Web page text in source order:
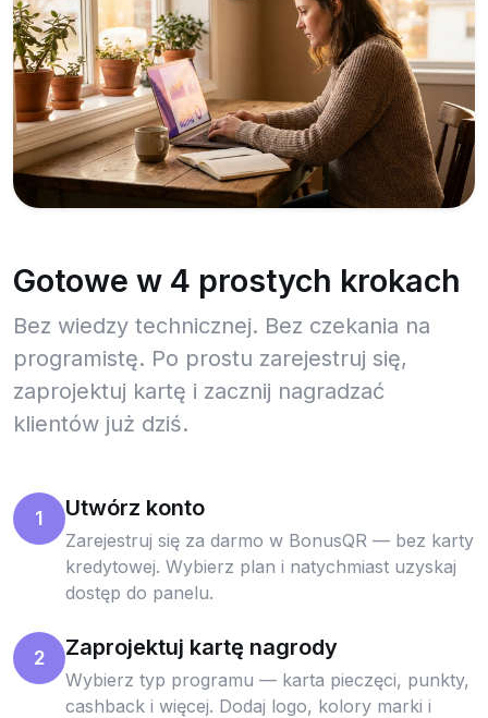
Gotowe w 4 prostych krokach
Bez wiedzy technicznej. Bez czekania na
programistę. Po prostu zarejestruj się,
zaprojektuj kartę i zacznij nagradzać
klientów już dziś.
1 Utwórz konto
Zarejestruj się za darmo w BonusQR — bez karty
kredytowej. Wybierz plan i natychmiast uzyskaj
dostęp do panelu.
2 Zaprojektuj kartę nagrody
Wybierz typ programu — karta pieczęci, punkty,
cashback i więcej. Dodaj logo, kolory marki i